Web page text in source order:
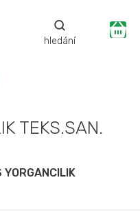
TEKS.SAN.